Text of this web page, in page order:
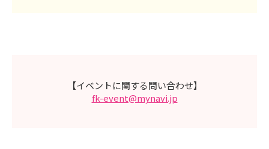
【イベントに関する問い合わせ】
fk-event@mynavi.jp